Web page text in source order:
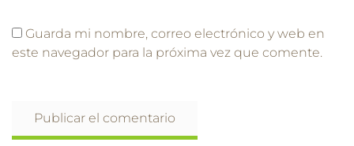
Guarda mi nombre, correo electrónico y web en
este navegador para la próxima vez que comente.